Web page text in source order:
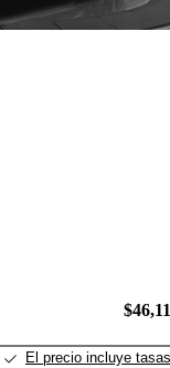
El precio incluye tasas